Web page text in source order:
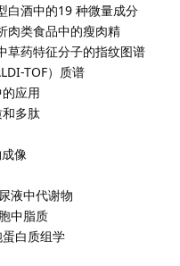
白酒中的19 种微量成分
肉类食品中的瘦肉精
草药特征分子的指纹图谱
TOF）质谱
应用
多肽
像
液中代谢物
中脂质
白质组学